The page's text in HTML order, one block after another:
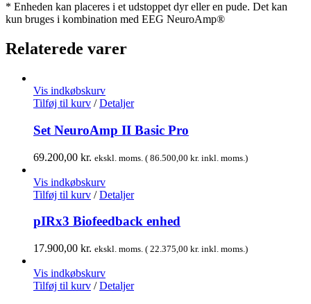
* Enheden kan placeres i et udstoppet dyr eller en pude. Det kan
kun bruges i kombination med EEG NeuroAmp®
Relaterede varer
Vis indkøbskurv
Tilføj til kurv / Detaljer
Set NeuroAmp II Basic Pro
69.200,00 kr. ekskl. moms. ( 86.500,00 kr. inkl. moms.)
Vis indkøbskurv
Tilføj til kurv / Detaljer
pIRx3 Biofeedback enhed
17.900,00 kr. ekskl. moms. ( 22.375,00 kr. inkl. moms.)
Vis indkøbskurv
Tilføj til kurv / Detaljer